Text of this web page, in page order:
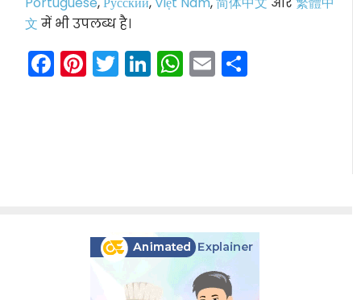
文 में भी उपलब्ध है।
Facebook
Pinterest
Twitter
LinkedIn
WhatsApp
Email